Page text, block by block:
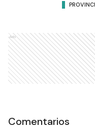
Ads
Comentarios